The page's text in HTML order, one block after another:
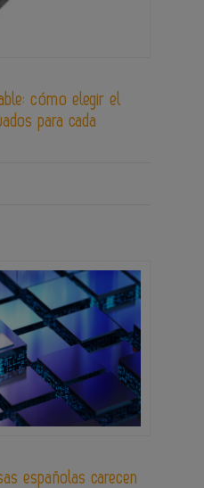
cómo elegir el
para cada
españolas carecen